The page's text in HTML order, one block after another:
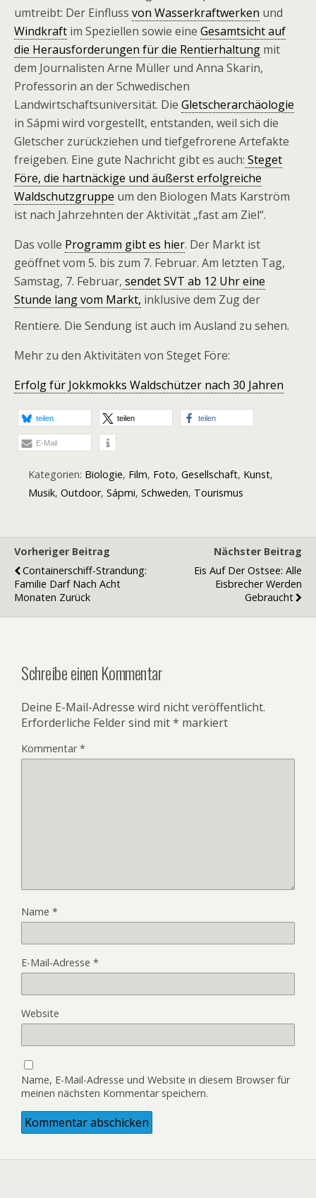
umtreibt: Der Einfluss von Wasserkraftwerken und
Windkraft im Speziellen sowie eine Gesamtsicht auf
die Herausforderungen für die Rentierhaltung mit
dem Journalisten Arne Müller und Anna Skarin,
Professorin an der Schwedischen
Landwirtschaftsuniversität. Die Gletscherarchäologie
in Sápmi wird vorgestellt, entstanden, weil sich die
Gletscher zurückziehen und tiefgefrorene Artefakte
freigeben. Eine gute Nachricht gibt es auch: Steget
Före, die hartnäckige und äußerst erfolgreiche
Waldschutzgruppe um den Biologen Mats Karström
ist nach Jahrzehnten der Aktivität „fast am Ziel“.
Das volle Programm gibt es hier. Der Markt ist
geöffnet vom 5. bis zum 7. Februar. Am letzten Tag,
Samstag, 7. Februar, sendet SVT ab 12 Uhr eine
Stunde lang vom Markt, inklusive dem Zug der
Rentiere. Die Sendung ist auch im Ausland zu sehen.
Mehr zu den Aktivitäten von Steget Före:
Erfolg für Jokkmokks Waldschützer nach 30 Jahren
teilen teilen teilen
E-Mail
Kategorien: Biologie, Film, Foto, Gesellschaft, Kunst,
Musik, Outdoor, Sápmi, Schweden, Tourismus
Vorheriger Beitrag
Containerschiff-Strandung:
Familie Darf Nach Acht
Monaten Zurück
Nächster Beitrag
Eis Auf Der Ostsee: Alle
Eisbrecher Werden
Gebraucht
Schreibe einen Kommentar
Deine E-Mail-Adresse wird nicht veröffentlicht.
Erforderliche Felder sind mit* markiert
Kommentar*
Name *
E-Mail-Adresse *
Website
Name, E-Mail-Adresse und Website in diesem Browser für
meinen nächsten Kommentar speichern.